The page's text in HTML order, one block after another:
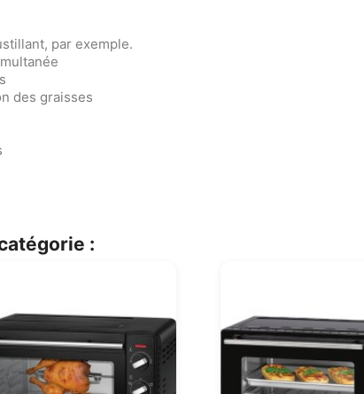
par exemple.
des graisses
: